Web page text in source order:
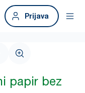
Prijava
papir bez